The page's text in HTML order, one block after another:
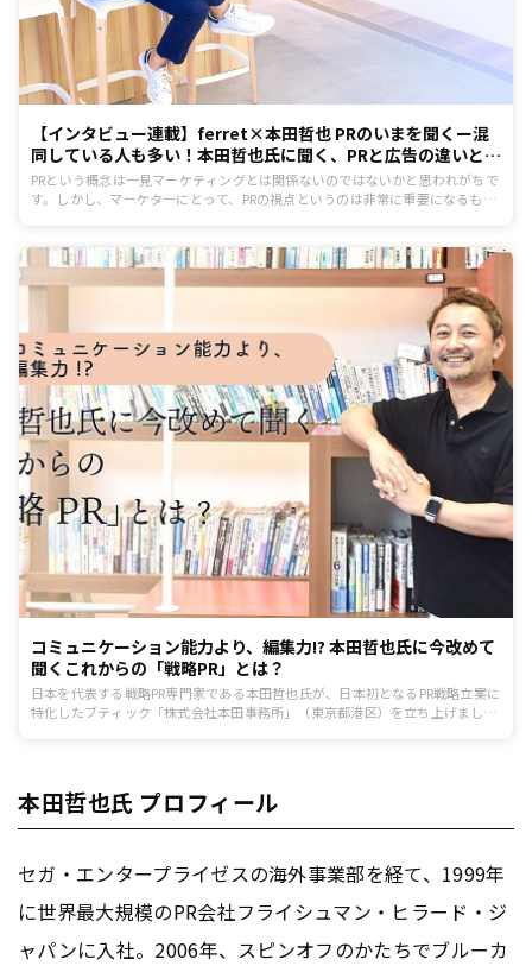
【インタビュー連載】ferret×本田哲也 PRのいまを聞くー混
同している人も多い！本田哲也氏に聞く、PRと広告の違いと
は？
PRという概念は一見マーケティングとは関係ないのではないかと思われがちで
す。しかし、マーケターにとって、PRの視点というのは非常に重要になるも
広告の違いについてお聞きしました。
コミュニケーション能力より、編集力!? 本田哲也氏に今改めて
聞くこれからの「戦略PR」とは？
日本を代表する戦略PR専門家である本田哲也氏が、日本初となるPR戦略立案に
特化したブティック「株式会社本田事務所」（東京都港区）を立ち上げまし
ロフェッショナル300人」（PRWeek誌）に選ばれたPRの専門家本田氏にPRに
対する想いや、今後の展望について話を伺いました。
本田哲也氏 プロフィール
セガ・エンタープライゼスの海外事業部を経て、1999年
に世界最大規模のPR会社フライシュマン・ヒラード・ジ
ャパンに入社。2006年、スピンオフのかたちでブルーカ